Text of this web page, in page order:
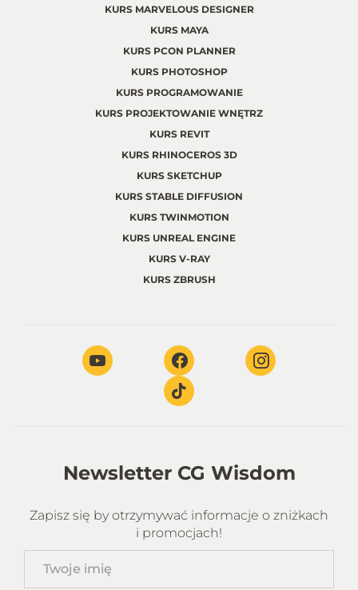
KURS MARVELOUS DESIGNER
KURS MAYA
KURS PCON PLANNER
KURS PHOTOSHOP
KURS PROGRAMOWANIE
KURS PROJEKTOWANIE WNĘTRZ
KURS REVIT
KURS RHINOCEROS 3D
KURS SKETCHUP
KURS STABLE DIFFUSION
KURS TWINMOTION
KURS UNREAL ENGINE
KURS V-RAY
KURS ZBRUSH
Newsletter CG Wisdom
Zapisz się by otrzymywać informacje o zniżkach
i promocjach!
Twoje
imię